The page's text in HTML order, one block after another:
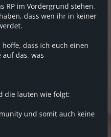
RP im Vordergrund stehen,
dass wen ihr in keiner
dass ich euch einen
das, was
die lauten wie folgt:
und somit auch keine